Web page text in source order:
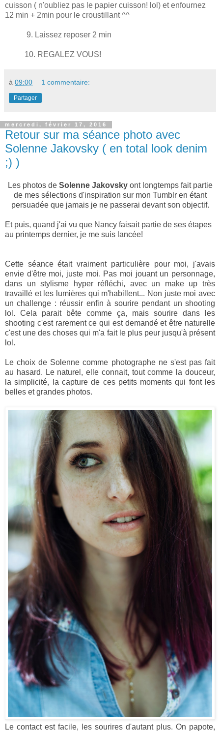
cuisson ( n'oubliez pas le papier cuisson! lol) et enfournez
12 min + 2min pour le croustillant ^^
9. Laissez reposer 2 min
10. REGALEZ VOUS!
à 09:00 1 commentaire:
Partager
mercredi, février 17, 2016
Retour sur ma séance photo avec
Solenne Jakovsky ( en total look denim
;) )
Les photos de Solenne Jakovsky ont longtemps fait partie
de mes sélections d'inspiration sur mon Tumblr en étant
persuadée que jamais je ne passerai devant son objectif.
Et puis, quand j'ai vu que Nancy faisait partie de ses étapes
au printemps dernier, je me suis lancée!
Cette séance était vraiment particulière pour moi, j'avais
envie d'être moi, juste moi. Pas moi jouant un personnage,
dans un stylisme hyper réfléchi, avec un make up très
travaillé et les lumières qui m'habillent... Non juste moi avec
un challenge : réussir enfin à sourire pendant un shooting
lol. Cela parait bête comme ça, mais sourire dans les
shooting c'est rarement ce qui est demandé et être naturelle
c'est une des choses qui m'a fait le plus peur jusqu'à présent
lol.
Le choix de Solenne comme photographe ne s'est pas fait
au hasard. Le naturel, elle connait, tout comme la douceur,
la simplicité, la capture de ces petits moments qui font les
belles et grandes photos.
Le contact est facile, les sourires d'autant plus. On papote,